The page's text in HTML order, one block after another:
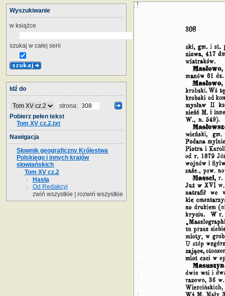
Wyszukiwanie
w książce
szukaj w całej serii
Idź do
strona:
Pobierz pełen tekst
Tom XV cz.2.txt
Nawigacja
Słownik geograficzny Królestwa
Polskiego i innych krajów
słowiańskich
Tom XV cz.2
Hasła
Od Redakcyi
zwiń wszystkie
rozwiń wszystkie